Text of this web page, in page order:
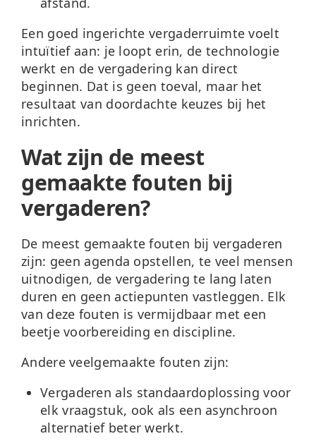
Een goed ingerichte vergaderruimte voelt
intuïtief aan: je loopt erin, de technologie
werkt en de vergadering kan direct
beginnen. Dat is geen toeval, maar het
resultaat van doordachte keuzes bij het
inrichten.
Wat zijn de meest
gemaakte fouten bij
vergaderen?
De meest gemaakte fouten bij vergaderen
zijn: geen agenda opstellen, te veel mensen
uitnodigen, de vergadering te lang laten
duren en geen actiepunten vastleggen. Elk
van deze fouten is vermijdbaar met een
beetje voorbereiding en discipline.
Andere veelgemaakte fouten zijn:
Vergaderen als standaardoplossing voor
elk vraagstuk, ook als een asynchroon
alternatief beter werkt.